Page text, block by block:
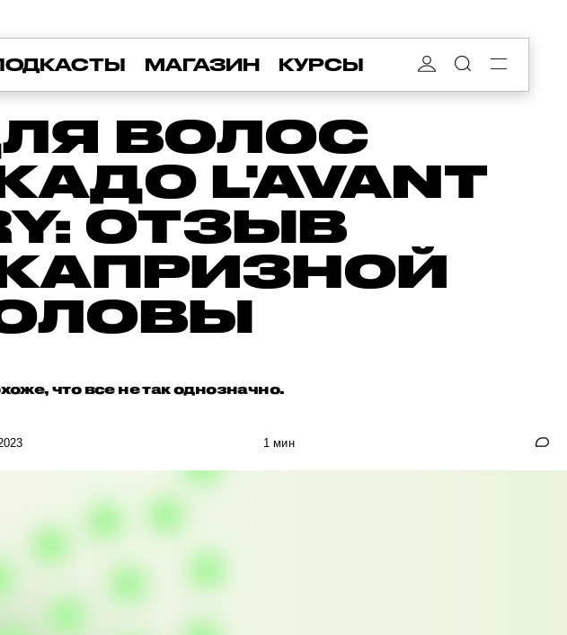
МАГАЗИН КУРСЫ
ВОЛОС
L'AVANT
ОТЗЫВ
что все не так однозначно.
1 мин